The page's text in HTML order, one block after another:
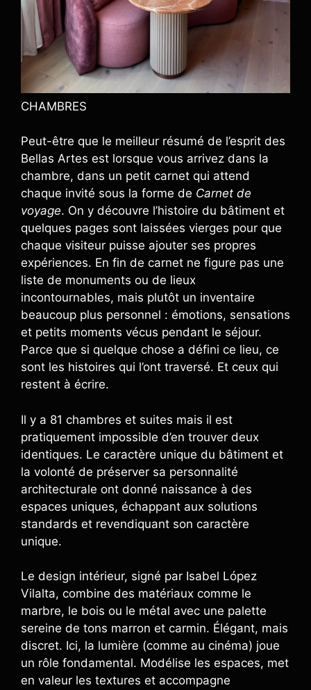
CHAMBRES
Peut-être que le meilleur résumé de l’esprit des
Bellas Artes est lorsque vous arrivez dans la
chambre, dans un petit carnet qui attend
chaque invité sous la forme de Carnet de
voyage. On y découvre l’histoire du bâtiment et
quelques pages sont laissées vierges pour que
chaque visiteur puisse ajouter ses propres
expériences. En fin de carnet ne figure pas une
liste de monuments ou de lieux
incontournables, mais plutôt un inventaire
beaucoup plus personnel : émotions, sensations
et petits moments vécus pendant le séjour.
Parce que si quelque chose a défini ce lieu, ce
sont les histoires qui l’ont traversé. Et ceux qui
restent à écrire.
Il y a 81 chambres et suites mais il est
pratiquement impossible d’en trouver deux
identiques. Le caractère unique du bâtiment et
la volonté de préserver sa personnalité
architecturale ont donné naissance à des
espaces uniques, échappant aux solutions
standards et revendiquant son caractère
unique.
Le design intérieur, signé par Isabel López
Vilalta, combine des matériaux comme le
marbre, le bois ou le métal avec une palette
sereine de tons marron et carmin. Élégant, mais
discret. Ici, la lumière (comme au cinéma) joue
un rôle fondamental. Modélise les espaces, met
en valeur les textures et accompagne